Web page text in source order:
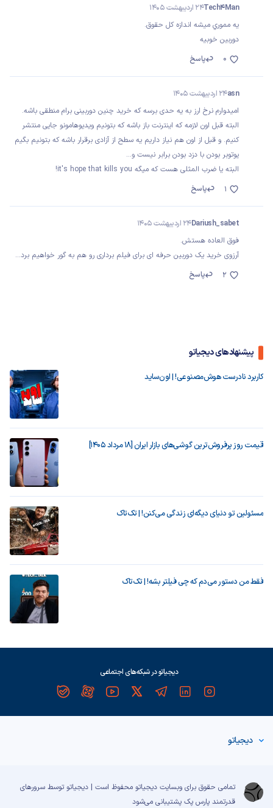
Tech4Man24 اردیبهشت 1405
يه مموري ميشه اندازه كل حقوق.
دوربين خوبيه
پاسخ
0
asn24 اردیبهشت 1405
امیدوارم نرخ ارز به یه حدی برسه که خرید چنین دوربینی برام‌ منطقی باشه.
البته قبل اون لازمه که اینترنت باز باشه که بتونیم ویدیوهامونو جایی منتشر
کنیم. و قبل از اون هم‌ نیاز داریم‌ یه سطح از آزادی برقرار باشه که بتونیم بگیم‌
یوتوبر بودن با دزد بودن برابر نیست و...
البته یا ضرب المثلی هست که میگه it's hope that kills you!
پاسخ
1
Dariush_sabet24 اردیبهشت 1405
فوق العاده هستش.
آرزوی خرید یک دوربین حرفه ای برای فیلم برداری رو هم به گور خواهیم برد...
پاسخ
2
پیشنهادهای دیجیاتو
کاربرد نادرست هوش‌مصنوعی! | اون‌ساید
قیمت روز پرفروش‌ترین گوشی‌های بازار ایران [18 مرداد 1405]
مسئولین تو دنیای دیگه‌ای زندگی می‌کنن! | تک‌تاک
فقط من دستور می‌دم که چی فیلتر بشه! | تک‌تاک
دیجیاتو در شبکه‌های اجتماعی
دیجیاتو
تمامی حقوق برای وبسایت دیجیاتو محفوظ است | دیجیاتو توسط سرورهای
قدرتمند پارس پک پشتیبانی می‌شود